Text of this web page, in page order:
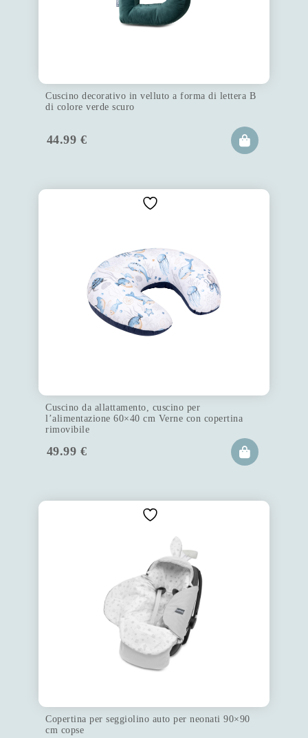
Cuscino decorativo in velluto a forma di lettera B
di colore verde scuro
44.99 €
Cuscino da allattamento, cuscino per
l’alimentazione 60×40 cm Verne con copertina
rimovibile
49.99 €
Copertina per seggiolino auto per neonati 90×90
cm copse